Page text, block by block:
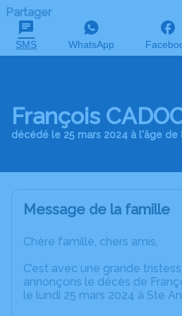
Partager
SMS WhatsApp
François
décédé le 25 mars 2024 à l'âge de
Message de la famille
Chère famille, chers amis,
C’est avec une grande
annonçons le décès de
le lundi 25 mars 2024 à Ste